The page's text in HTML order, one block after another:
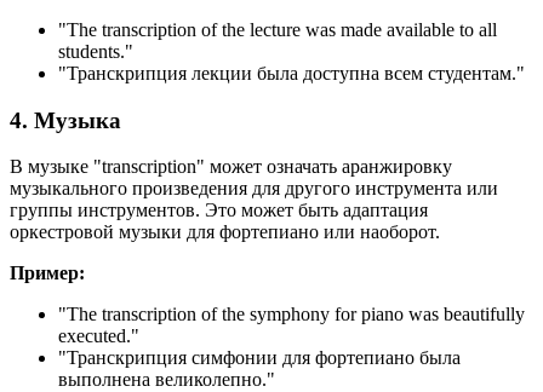
"The transcription of the lecture was made available to all
students."
"Транскрипция лекции была доступна всем студентам."
4. Музыка
В музыке "transcription" может означать аранжировку
музыкального произведения для другого инструмента или
группы инструментов. Это может быть адаптация
оркестровой музыки для фортепиано или наоборот.
Пример:
"The transcription of the symphony for piano was beautifully
executed."
"Транскрипция симфонии для фортепиано была
выполнена великолепно."